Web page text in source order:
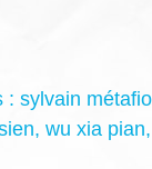
: sylvain
, wu xia pian